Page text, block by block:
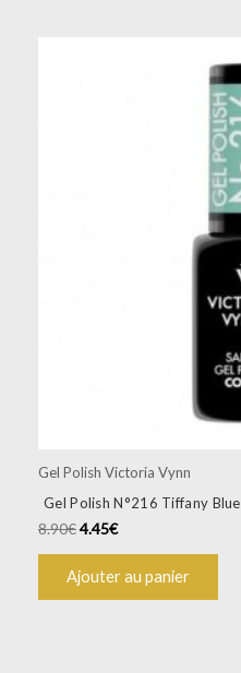
Gel Polish Victoria Vynn
Gel Polish N°216 Tiffany Blue
8.90€4.45€
Ajouter au panier